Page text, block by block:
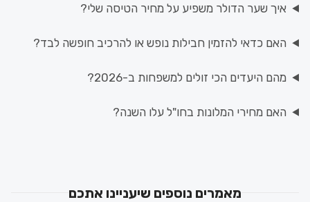
איך שער הדולר משפיע על מחיר הטיסה שלי?
האם כדאי להזמין חבילות נופש או להרכיב חופשה לבד?
מהם היעדים הכי זולים למשפחות ב-2026?
האם מחירי המלונות בחו"ל עלו השנה?
מאמרים נוספים שיעניינו אתכם